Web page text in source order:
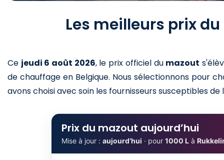
Les meilleurs prix
Ce jeudi 6 août 2026, le prix officiel du mazout
de chauffage en Belgique. Nous sélectionnons pour
avons choisi avec soin les fournisseurs susceptibles
Prix du mazout aujourd’hui
Mise à jour : aujourd’hui · pour 1000 L à